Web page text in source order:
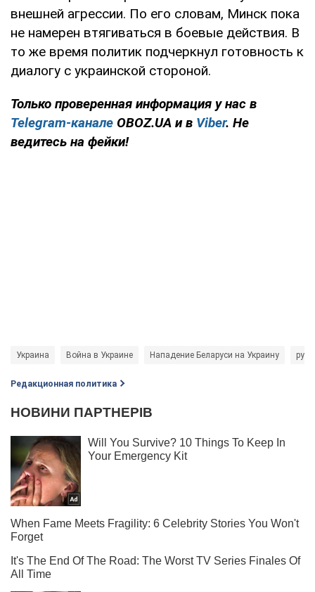
внешней агрессии. По его словам, Минск пока
не намерен втягиваться в боевые действия. В
то же время политик подчеркнул готовность к
диалогу с украинской стороной.
Только проверенная информация у нас в
Telegram-канале OBOZ.UA и в Viber. Не
ведитесь на фейки!
Украина Война в Украине Нападение Беларуси на Украину
Редакционная политика